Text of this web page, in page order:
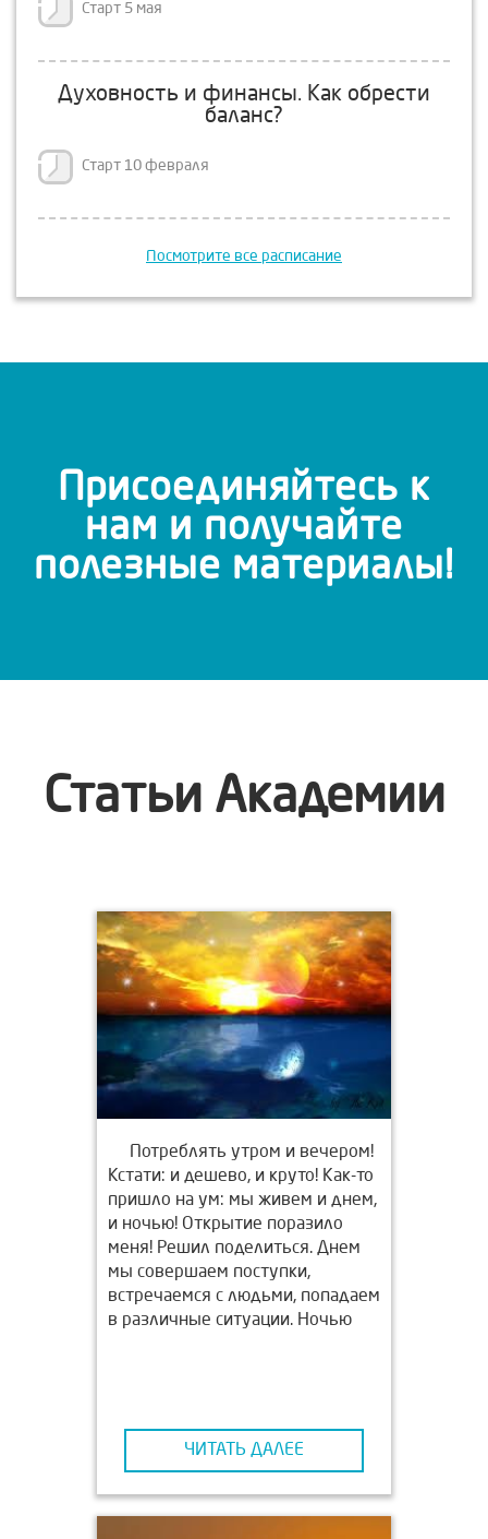
Старт 5 мая
Духовность и финансы. Как обрести
баланс?
Старт 10 февраля
Посмотрите все расписание
Присоединяйтесь к
нам и получайте
полезные материалы!
Статьи Академии
Потреблять утром и вечером!
Кстати: и дешево, и круто! Как-то
пришло на ум: мы живем и днем,
и ночью! Открытие поразило
меня! Решил поделиться. Днем
мы совершаем поступки,
встречаемся с людьми, попадаем
в различные ситуации. Ночью
ЧИТАТЬ ДАЛЕЕ